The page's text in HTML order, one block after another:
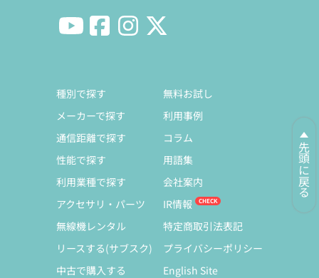
先頭に戻る
種別で探す
メーカーで探す
通信距離で探す
性能で探す
利用業種で探す
アクセサリ・パーツ
無線機レンタル
リースする(サブスク)
中古で購入する
無料お試し
利用事例
コラム
用語集
会社案内
IR情報
特定商取引法表記
プライバシーポリシー
English Site